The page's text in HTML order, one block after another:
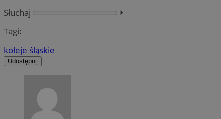
Słuchaj
⏵︎
Tagi:
koleje śląskie
Udostępnij